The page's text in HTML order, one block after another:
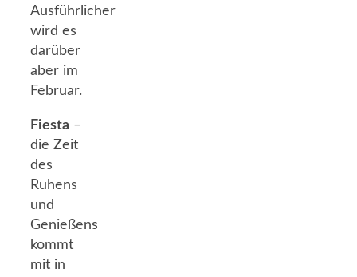
Ausführlicher
wird es
darüber
aber im
Februar.
Fiesta –
die Zeit
des
Ruhens
und
Genießens
kommt
mit in